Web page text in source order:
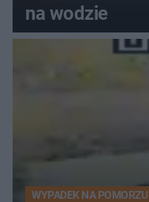
na wodzie
WYPADEK NA POMORZU